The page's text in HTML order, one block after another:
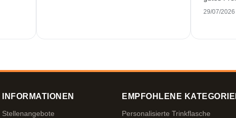
29/07/2026
INFORMATIONEN
Stellenangebote
EMPFOHLENE
Personalisierte Trinkflasche